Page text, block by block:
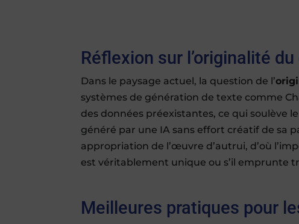
Réflexion sur l’originalité
Dans le paysage actuel, la question de l’
systèmes de génération de texte comme
des données préexistantes, ce qui soulève
généré par une IA sans effort créatif de sa
appropriation de l’œuvre d’autrui, d’où
est véritablement unique ou s’il emprunte
Meilleures pratiques pour